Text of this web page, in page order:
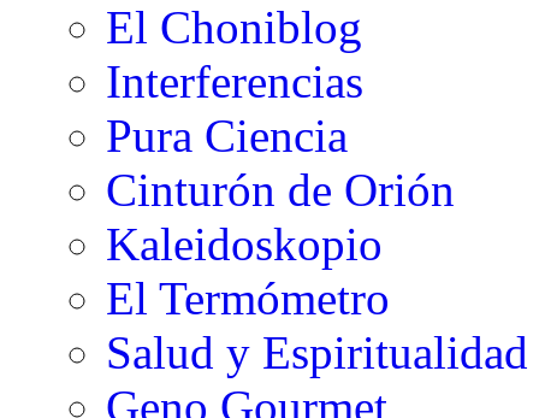
El Choniblog
Interferencias
Pura Ciencia
Cinturón de Orión
Kaleidoskopio
El Termómetro
Salud y Espiritualidad
Geno Gourmet